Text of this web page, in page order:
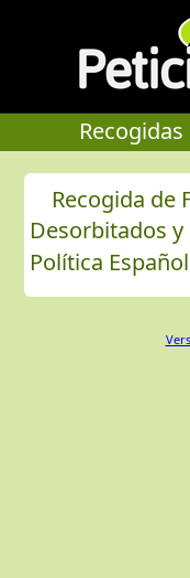
Recogida de
Desorbitados y
Política